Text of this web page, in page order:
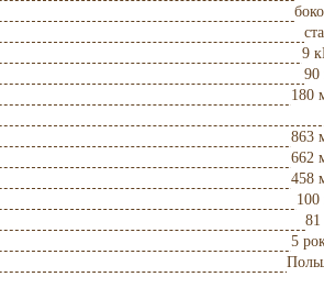
9
90
180
863
662
458
100
81
5